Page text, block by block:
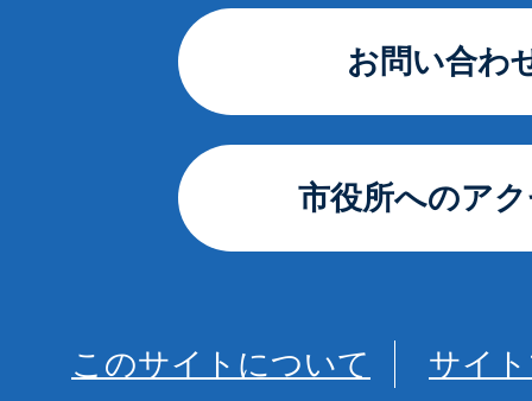
お問い合わ
市役所へのア
このサイトについて
サイ